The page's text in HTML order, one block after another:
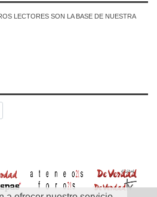
LECTORES SON LA BASE DE NUESTRA